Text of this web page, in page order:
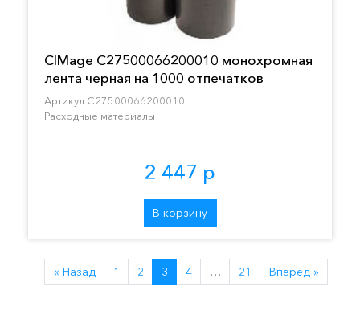
CIMage C27500066200010 монохромная
лента черная на 1000 отпечатков
Артикул C27500066200010
Расходные материалы
2 447 р
В корзину
« Назад 1 2 3 4 … 21 Вперед »